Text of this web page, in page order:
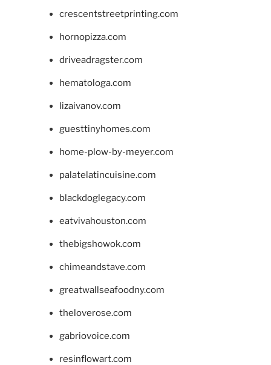
crescentstreetprinting.com
hornopizza.com
driveadragster.com
hematologa.com
lizaivanov.com
guesttinyhomes.com
home-plow-by-meyer.com
palatelatincuisine.com
blackdoglegacy.com
eatvivahouston.com
thebigshowok.com
chimeandstave.com
greatwallseafoodny.com
theloverose.com
gabriovoice.com
resinflowart.com